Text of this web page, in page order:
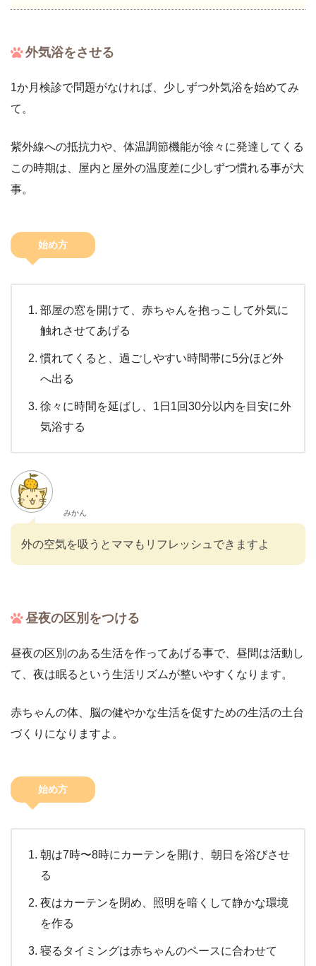
外気浴をさせる
1か月検診で問題がなければ、少しずつ外気浴を始めてみ
て。
紫外線への抵抗力や、体温調節機能が徐々に発達してくる
この時期は、屋内と屋外の温度差に少しずつ慣れる事が大
事。
始め方
部屋の窓を開けて、赤ちゃんを抱っこして外気に
触れさせてあげる
慣れてくると、過ごしやすい時間帯に5分ほど外
へ出る
徐々に時間を延ばし、1日1回30分以内を目安に外
気浴する
みかん
外の空気を吸うとママもリフレッシュできますよ
昼夜の区別をつける
昼夜の区別のある生活を作ってあげる事で、昼間は活動し
て、夜は眠るという生活リズムが整いやすくなります。
赤ちゃんの体、脳の健やかな生活を促すための生活の土台
づくりになりますよ。
始め方
朝は7時〜8時にカーテンを開け、朝日を浴びさせ
る
夜はカーテンを閉め、照明を暗くして静かな環境
を作る
寝るタイミングは赤ちゃんのペースに合わせて